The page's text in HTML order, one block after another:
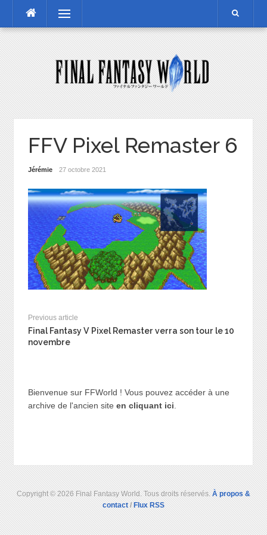
content
Menu
FFV Pixel Remaster 6
Jérémie 27 octobre 2021
Previous article
Final Fantasy V Pixel Remaster verra son tour le 10
novembre
Bienvenue sur FFWorld ! Vous pouvez accéder à une
archive de l'ancien site en cliquant ici.
Copyright © 2026 Final Fantasy World. Tous droits réservés.À propos &
contact/Flux RSS